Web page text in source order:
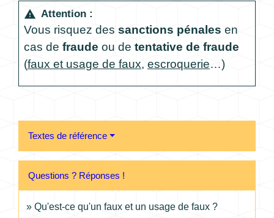
warning Attention :
Vous risquez des sanctions pénales en
cas de fraude ou de tentative de fraude
(faux et usage de faux, escroquerie…)
Textes de référence
Questions ? Réponses !
Qu'est-ce qu'un faux et un usage de faux ?